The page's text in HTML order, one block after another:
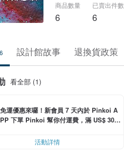
商品數量
6
已賣出件數
6
6 設計館故事 退換貨政策
看全部 (1)
免運優惠來囉！新會員 7 天內於 Pinkoi A
PP 下單 Pinkoi 幫你付運費，滿 US$ 30.0
活動詳情